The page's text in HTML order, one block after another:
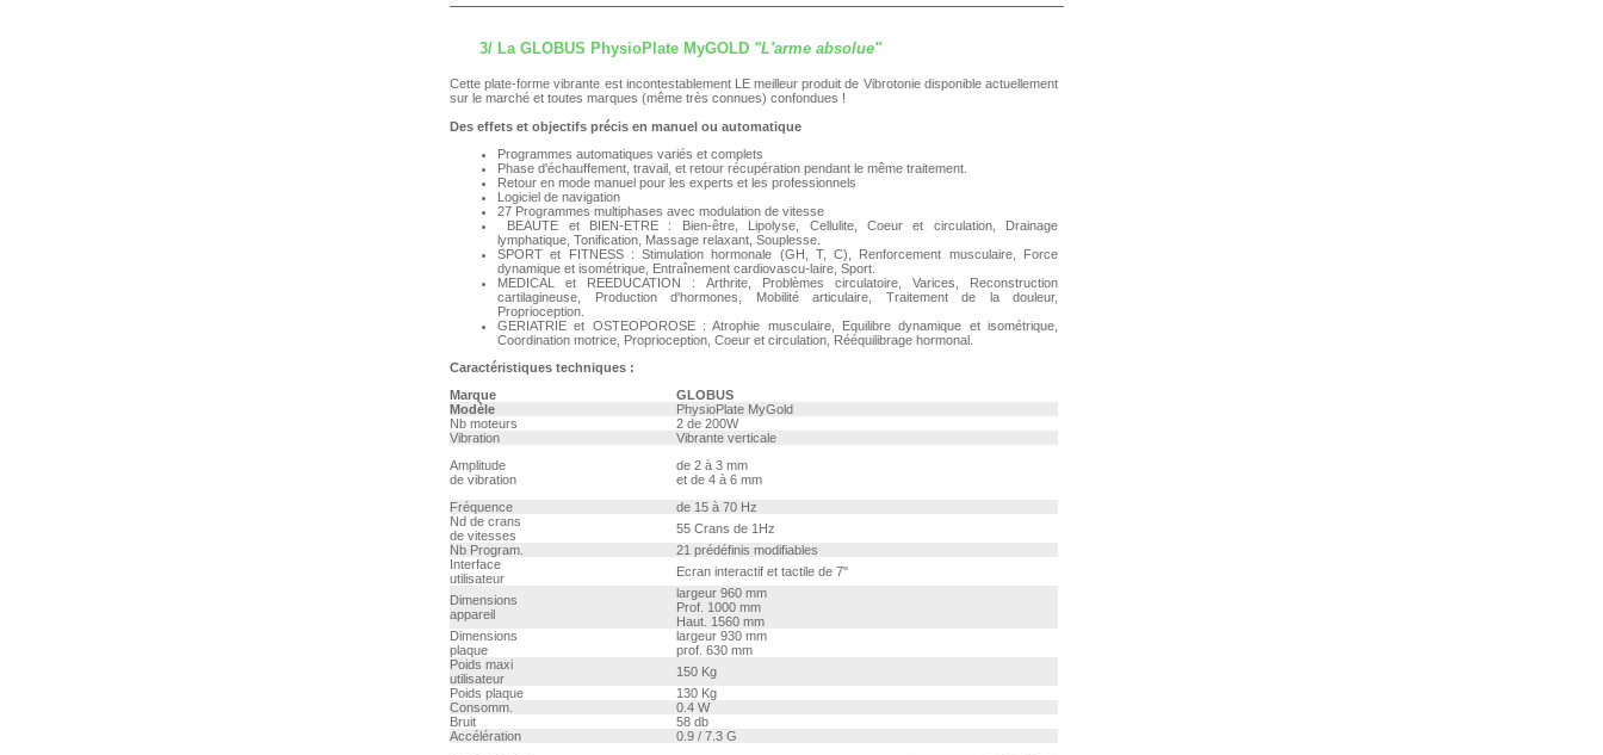
3/ La GLOBUS PhysioPlate MyGOLD "L'arme absolue"
Cette plate-forme vibrante est incontestablement LE meilleur produit de Vibrotonie disponible actuellement
sur le marché et toutes marques (même très connues) confondues !
Des effets et objectifs précis en manuel ou automatique
Programmes automatiques variés et complets
Phase d'échauffement, travail, et retour récupération pendant le même traitement.
Retour en mode manuel pour les experts et les professionnels
Logiciel de navigation
27 Programmes multiphases avec modulation de vitesse
BEAUTE et BIEN-ETRE : Bien-être, Lipolyse, Cellulite, Coeur et circulation, Drainage
lymphatique, Tonification, Massage relaxant, Souplesse.
SPORT et FITNESS : Stimulation hormonale (GH, T, C), Renforcement musculaire, Force
dynamique et isométrique, Entraînement cardiovascu-laire, Sport.
MEDICAL et REEDUCATION : Arthrite, Problèmes circulatoire, Varices, Reconstruction
cartilagineuse, Production d'hormones, Mobilité articulaire, Traitement de la douleur,
Proprioception.
GERIATRIE et OSTEOPOROSE : Atrophie musculaire, Equilibre dynamique et isométrique,
Coordination motrice, Proprioception, Coeur et circulation, Rééquilibrage hormonal.
Caractéristiques techniques :
Marque
GLOBUS
Modèle
PhysioPlate MyGold
Nb moteurs
2 de 200W
Vibration
Vibrante verticale
Amplitude
de vibration
de 2 à 3 mm
et de 4 à 6 mm
Fréquence
de 15 à 70 Hz
Nd de crans
de vitesses
55 Crans de 1Hz
Nb Program.
21 prédéfinis modifiables
Interface
utilisateur
Ecran interactif et tactile de 7"
Dimensions
appareil
largeur 960 mm
Prof. 1000 mm
Haut. 1560 mm
Dimensions
plaque
largeur 930 mm
prof. 630 mm
Poids maxi
utilisateur
150 Kg
Poids plaque
130 Kg
Consomm.
0.4 W
Bruit
58 db
Accélération
0.9 / 7.3 G